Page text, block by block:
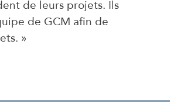
de leurs projets. Ils
de GCM afin de
»